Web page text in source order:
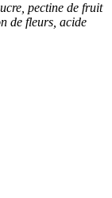
pectine de fruit
de fleurs, acide